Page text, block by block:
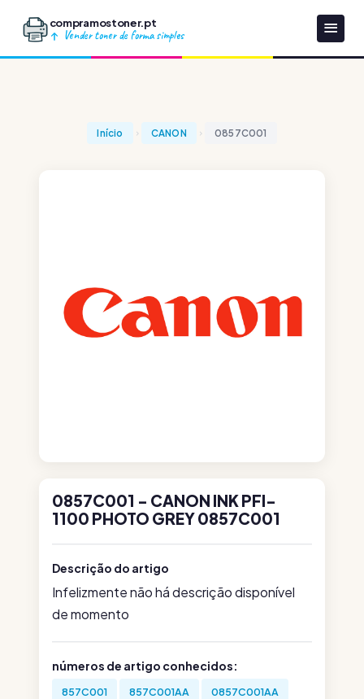
compramostoner.pt
Vender toner de forma simples
Início CANON 0857C001
0857C001 - CANON INK PFI-
1100 PHOTO GREY 0857C001
Descrição do artigo
Infelizmente não há descrição disponível
de momento
números de artigo conhecidos:
857C001 857C001AA 0857C001AA